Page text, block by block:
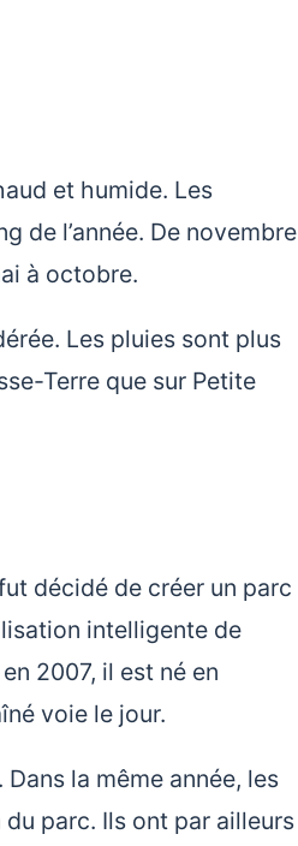
et humide. Les
de l’année. De novembre
à octobre.
Les pluies sont plus
Terre que sur Petite
décidé de créer un parc
intelligente de
2007, il est né en
voie le jour.
la même année, les
parc. Ils ont par ailleurs